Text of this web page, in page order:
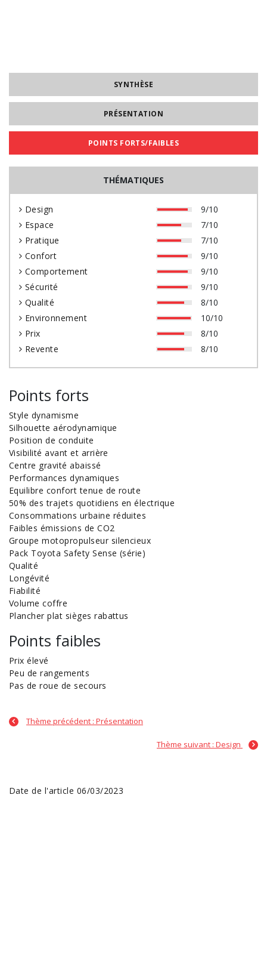
SYNTHÈSE
PRÉSENTATION
POINTS FORTS/FAIBLES
THÉMATIQUES
Design
9/10
Espace
7/10
Pratique
7/10
Confort
9/10
Comportement
9/10
Sécurité
9/10
Qualité
8/10
Environnement
10/10
Prix
8/10
Revente
8/10
Points forts
Style dynamisme
Silhouette aérodynamique
Position de conduite
Visibilité avant et arrière
Centre gravité abaissé
Performances dynamiques
Equilibre confort tenue de route
50% des trajets quotidiens en électrique
Consommations urbaine réduites
Faibles émissions de CO2
Groupe motopropulseur silencieux
Pack Toyota Safety Sense (série)
Qualité
Longévité
Fiabilité
Volume coffre
Plancher plat sièges rabattus
Points faibles
Prix élevé
Peu de rangements
Pas de roue de secours
Thème précédent : Présentation
Thème suivant : Design
Date de l'article 06/03/2023